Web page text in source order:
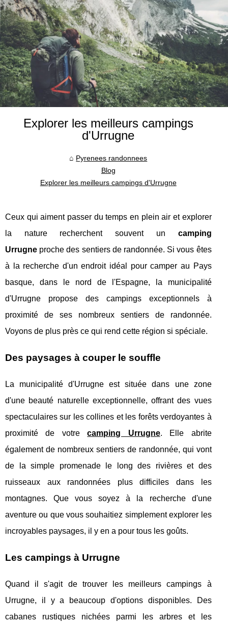
Explorer les meilleurs campings
d'Urrugne
Pyrenees randonnees
Blog
Explorer les meilleurs campings d'Urrugne
Ceux qui aiment passer du temps en plein air et explorer
la nature recherchent souvent un camping
Urrugne proche des sentiers de randonnée. Si vous êtes
à la recherche d'un endroit idéal pour camper au Pays
basque, dans le nord de l'Espagne, la municipalité
d'Urrugne propose des campings exceptionnels à
proximité de ses nombreux sentiers de randonnée.
Voyons de plus près ce qui rend cette région si spéciale.
Des paysages à couper le souffle
La municipalité d'Urrugne est située dans une zone
d'une beauté naturelle exceptionnelle, offrant des vues
spectaculaires sur les collines et les forêts verdoyantes à
proximité de votrecamping Urrugne. Elle abrite
également de nombreux sentiers de randonnée, qui vont
de la simple promenade le long des rivières et des
ruisseaux aux randonnées plus difficiles dans les
montagnes. Que vous soyez à la recherche d'une
aventure ou que vous souhaitiez simplement explorer les
incroyables paysages, il y en a pour tous les goûts.
Les campings à Urrugne
Quand il s'agit de trouver les meilleurs campings à
Urrugne, il y a beaucoup d'options disponibles. Des
cabanes rustiques nichées parmi les arbres et les